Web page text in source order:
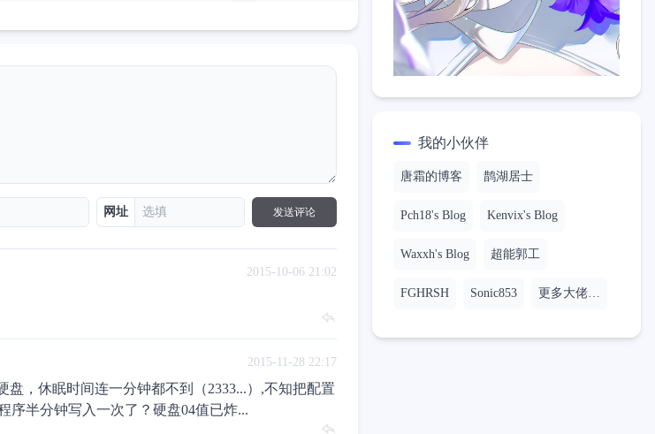
网址 发送评论
2015-10-06 21:02
2015-11-28 22:17
盘，休眠时间连一分钟都不到（2333...）,不知把配置
序半分钟写入一次了？硬盘04值已炸...
我的小伙伴
唐霜的博客 鹊湖居士
Pch18's Blog Kenvix's Blog
Waxxh's Blog 超能郭工
FGHRSH Sonic853 更多大佬…